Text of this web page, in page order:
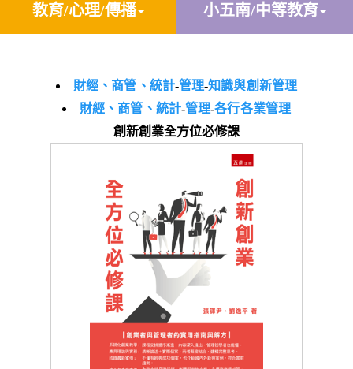
教育/心理/傳播 小五南/中等教育
財經、商管、統計-管理-知識與創新管理
財經、商管、統計-管理-各行各業管理
創新創業全方位必修課